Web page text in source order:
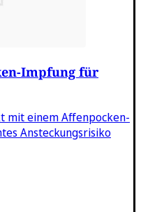
Impfung für
mit einem Affenpocken-
Ansteckungsrisiko